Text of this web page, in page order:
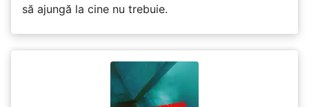
să ajungă la cine nu trebuie.